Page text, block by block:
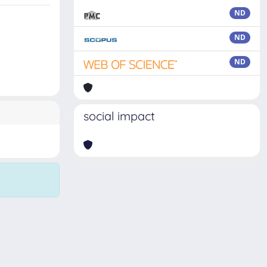
ND
ND
ND
social impact